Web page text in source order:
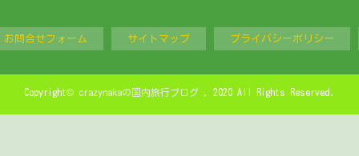
お問合せフォーム サイトマップ プライバシーポリシー
Copyright© crazynakaの国内旅行ブログ , 2020 All Rights Reserved.